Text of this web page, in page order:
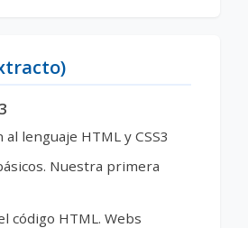
lenguaje HTML y CSS3
Nuestra primera
código HTML. Webs